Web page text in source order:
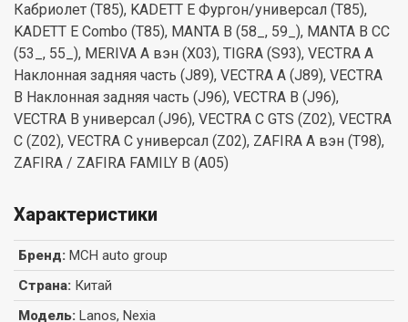
Кабриолет (T85), KADETT E Фургон/универсал (T85),
KADETT E Combo (T85), MANTA B (58_, 59_), MANTA B CC
(53_, 55_), MERIVA A вэн (X03), TIGRA (S93), VECTRA A
Наклонная задняя часть (J89), VECTRA A (J89), VECTRA
B Наклонная задняя часть (J96), VECTRA B (J96),
VECTRA B универсал (J96), VECTRA C GTS (Z02), VECTRA
C (Z02), VECTRA C универсал (Z02), ZAFIRA A вэн (T98),
ZAFIRA / ZAFIRA FAMILY B (A05)
Характеристики
Бренд: MCH auto group
Страна: Китай
Модель: Lanos, Nexia